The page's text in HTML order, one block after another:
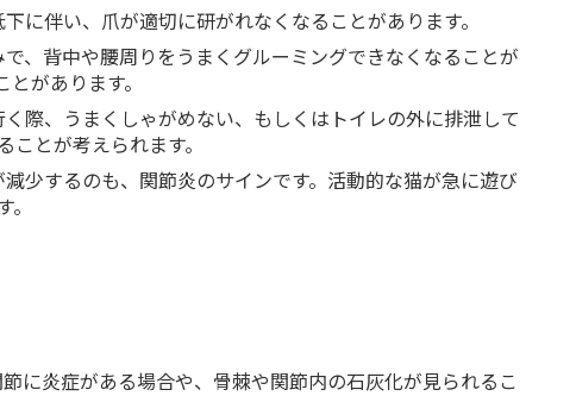
に伴い、爪が適切に研がれなくなることがあります。
、背中や腰周りをうまくグルーミングできなくなることが
があります。
く際、うまくしゃがめない、もしくはトイレの外に排泄して
とが考えられます。
少するのも、関節炎のサインです。活動的な猫が急に遊び
に炎症がある場合や、骨棘や関節内の石灰化が見られるこ